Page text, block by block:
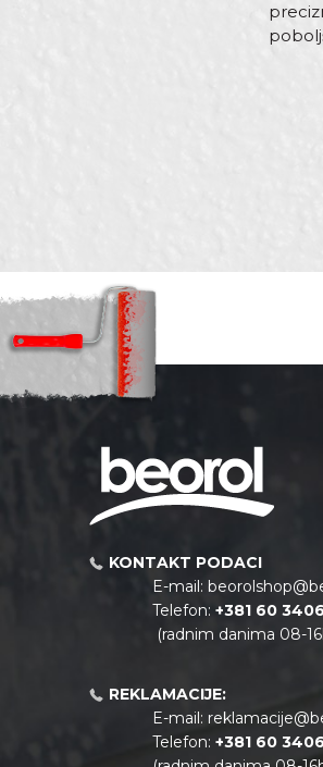
Zanati
KONTAKT PODACI
E-mail:
Telefon: +381 60
(radnim danima 08-
REKLAMACIJE:
E-mail:
Telefon: +381 60